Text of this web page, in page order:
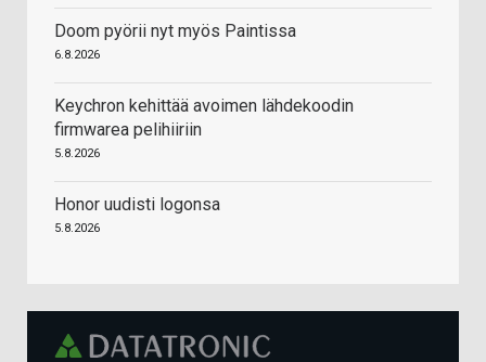
Doom pyörii nyt myös Paintissa
6.8.2026
Keychron kehittää avoimen lähdekoodin
firmwarea pelihiiriin
5.8.2026
Honor uudisti logonsa
5.8.2026